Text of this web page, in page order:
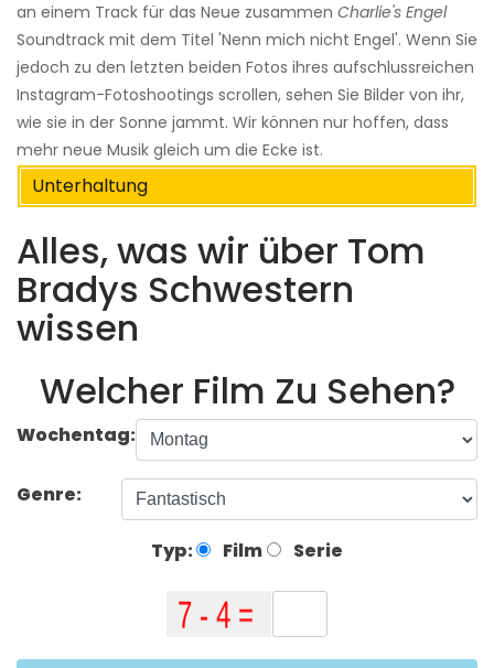
an einem Track für das Neue zusammen Charlie's Engel
Soundtrack mit dem Titel 'Nenn mich nicht Engel'. Wenn Sie
jedoch zu den letzten beiden Fotos ihres aufschlussreichen
Instagram-Fotoshootings scrollen, sehen Sie Bilder von ihr,
wie sie in der Sonne jammt. Wir können nur hoffen, dass
mehr neue Musik gleich um die Ecke ist.
Unterhaltung
Alles, was wir über Tom
Bradys Schwestern
wissen
Welcher Film Zu Sehen?
Wochentag:
Genre:
Typ: Film Serie